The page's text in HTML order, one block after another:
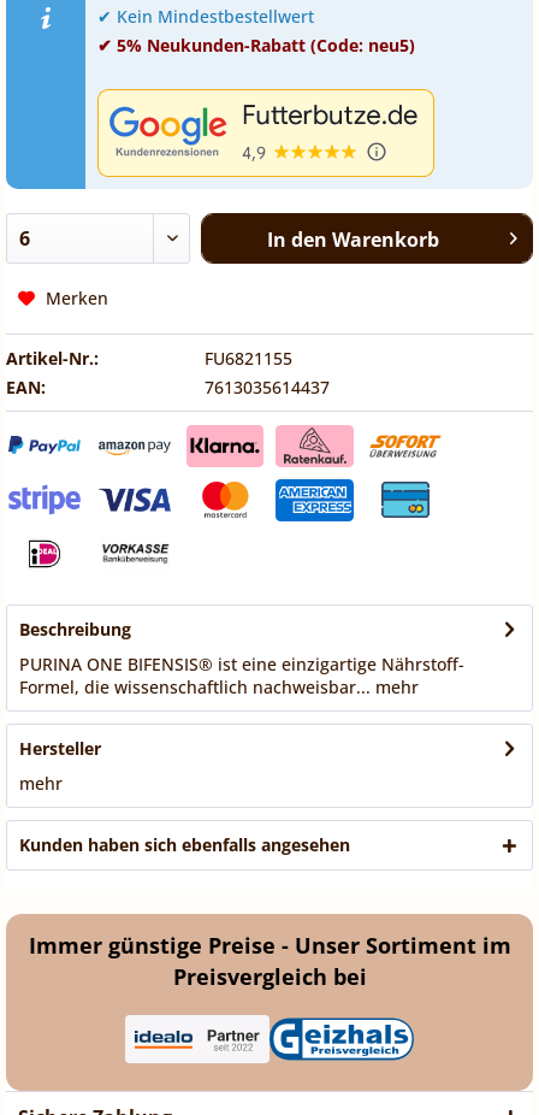
✔ Kein Mindestbestellwert
✔ 5% Neukunden-Rabatt (Code: neu5)
In den Warenkorb
Merken
Artikel-Nr.:
FU6821155
EAN:
7613035614437
Beschreibung
PURINA ONE BIFENSIS® ist eine einzigartige Nährstoff-
Formel, die wissenschaftlich nachweisbar... mehr
Hersteller
mehr
Kunden haben sich ebenfalls angesehen
Immer günstige Preise - Unser Sortiment im
Preisvergleich bei